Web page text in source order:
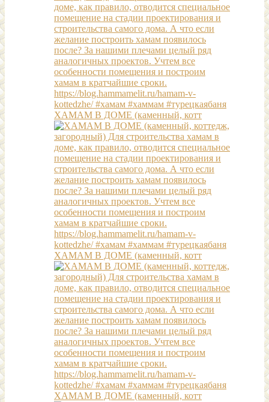
ХАМАМ В ДОМЕ (каменный, котт
ХАМАМ В ДОМЕ (каменный, котт
ХАМАМ В ДОМЕ (каменный, котт